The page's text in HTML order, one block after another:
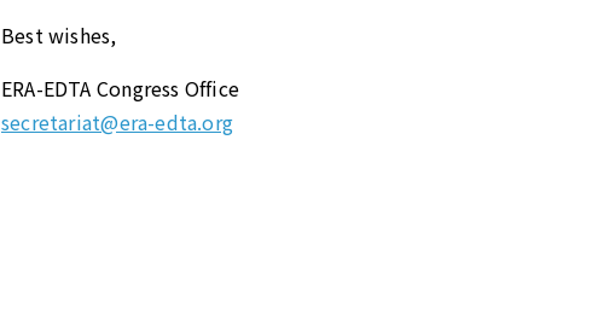
Best wishes,
ERA-EDTA Congress Office
secretariat@era-edta.org